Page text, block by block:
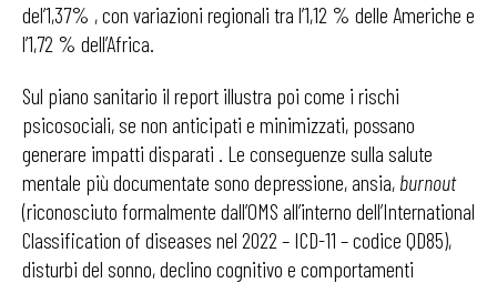
del’1,37% , con variazioni regionali tra l’1,12 % delle Americhe e
l’1,72 % dell’Africa.
Sul piano sanitario il report illustra poi come i rischi
psicosociali, se non anticipati e minimizzati, possano
generare impatti disparati . Le conseguenze sulla salute
mentale più documentate sono depressione, ansia, burnout
(riconosciuto formalmente dall’OMS all’interno dell’International
Classification of diseases nel 2022 – ICD-11 – codice QD85),
disturbi del sonno, declino cognitivo e comportamenti